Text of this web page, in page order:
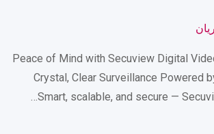
24/7 Peace of Mind with Secuview Digital
Crystal, Clear Surveillance Powered
Smart, scalable, and secure —